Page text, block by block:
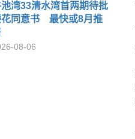
湾33清水湾首两期待批
花同意书 最快或8月推
08-06